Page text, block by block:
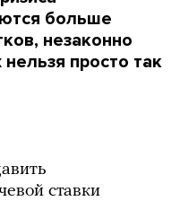
больше
незаконно
просто так
ставки